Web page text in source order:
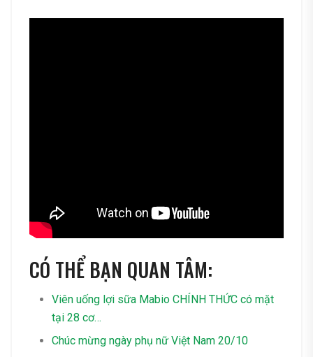
CÓ THỂ BẠN QUAN TÂM:
Viên uống lợi sữa Mabio CHÍNH THỨC có mặt
tại 28 cơ…
Chúc mừng ngày phụ nữ Việt Nam 20/10